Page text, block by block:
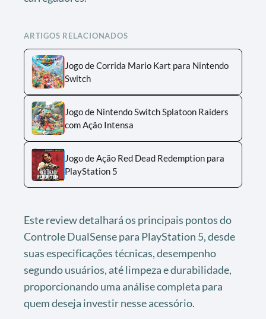
ARTIGOS RELACIONADOS
Jogo de Corrida Mario Kart para Nintendo
Switch
Jogo de Nintendo Switch Splatoon Raiders
com Ação Intensa
Jogo de Ação Red Dead Redemption para
PlayStation 5
Este review detalhará os principais pontos do
Controle DualSense para PlayStation 5, desde
suas especificações técnicas, desempenho
segundo usuários, até limpeza e durabilidade,
proporcionando uma análise completa para
quem deseja investir nesse acessório.